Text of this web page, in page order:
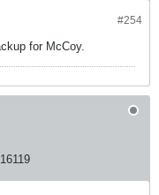
#254
for McCoy.
16119